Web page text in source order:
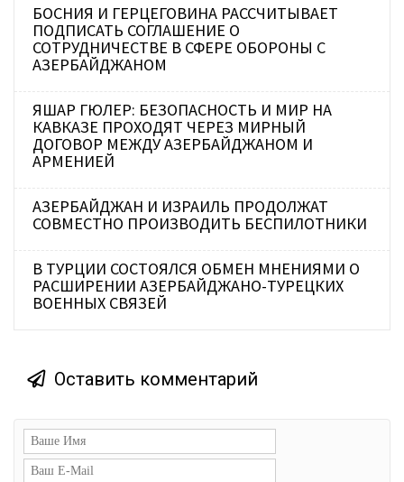
БОСНИЯ И ГЕРЦЕГОВИНА РАССЧИТЫВАЕТ
ПОДПИСАТЬ СОГЛАШЕНИЕ О
СОТРУДНИЧЕСТВЕ В СФЕРЕ ОБОРОНЫ С
АЗЕРБАЙДЖАНОМ
ЯШАР ГЮЛЕР: БЕЗОПАСНОСТЬ И МИР НА
КАВКАЗЕ ПРОХОДЯТ ЧЕРЕЗ МИРНЫЙ
ДОГОВОР МЕЖДУ АЗЕРБАЙДЖАНОМ И
АРМЕНИЕЙ
АЗЕРБАЙДЖАН И ИЗРАИЛЬ ПРОДОЛЖАТ
СОВМЕСТНО ПРОИЗВОДИТЬ БЕСПИЛОТНИКИ
В ТУРЦИИ СОСТОЯЛСЯ ОБМЕН МНЕНИЯМИ О
РАСШИРЕНИИ АЗЕРБАЙДЖАНО-ТУРЕЦКИХ
ВОЕННЫХ СВЯЗЕЙ
Оставить комментарий